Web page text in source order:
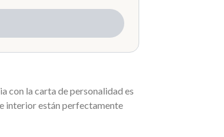
con la carta de personalidad es
interior están perfectamente